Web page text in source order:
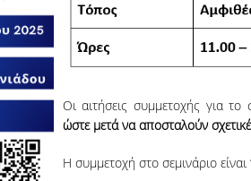
Οι αιτήσεις συμμετοχής για το
ώστε μετά να αποσταλούν
Η συμμετοχή στο σεμινάριο είναι